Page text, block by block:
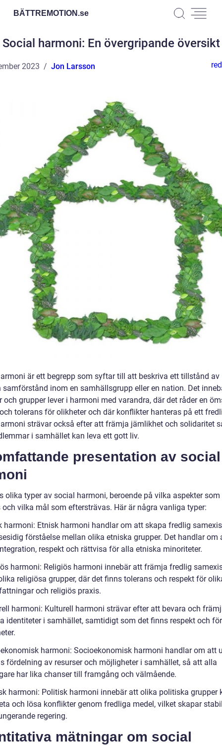
BÄTTREMOTION.se
Social harmoni: En övergripande översikt
2023 Jon Larsson
är ett begrepp som syftar till att beskriva ett tillstånd av
samförstånd inom en samhällsgrupp eller en nation. Det
och grupper lever i harmoni med varandra, där det råder en
tolerans för olikheter och där konflikter hanteras på ett
strävar också efter att främja jämlikhet och solidaritet
i samhället kan leva ett gott liv.
presentation av social
olika typer av social harmoni, beroende på vilka aspekter som
och vilka mål som eftersträvas. Här är några vanliga typer:
harmoni: Etnisk harmoni handlar om att skapa fredlig
förståelse mellan olika etniska grupper. Det handlar om
respekt och rättvisa för alla etniska minoriteter.
harmoni: Religiös harmoni innebär att främja fredlig
religiösa grupper, där det finns tolerans och respekt för
och religiös praxis.
harmoni: Kulturell harmoni strävar efter att bevara och
identiteter i samhället, samtidigt som det finns respekt och
harmoni: Socioekonomisk harmoni handlar om att
fördelning av resurser och möjligheter i samhället, så att alla
har lika chanser till framgång och välmående.
harmoni: Politisk harmoni innebär att olika politiska grupper
och lösa konflikter genom fredliga medel, vilket skapar
regering.
mätningar om social